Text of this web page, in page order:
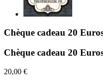
Chèque cadeau 20
Chèque cadeau 20
20,00 €